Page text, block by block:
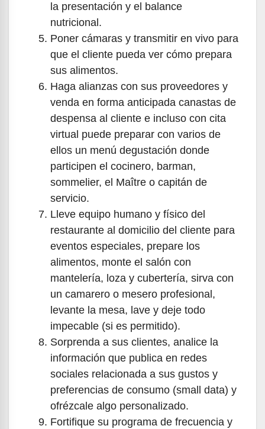
la presentación y el balance
nutricional.
Poner cámaras y transmitir en vivo para
que el cliente pueda ver cómo prepara
sus alimentos.
Haga alianzas con sus proveedores y
venda en forma anticipada canastas de
despensa al cliente e incluso con cita
virtual puede preparar con varios de
ellos un menú degustación donde
participen el cocinero, barman,
sommelier, el Maître o capitán de
servicio.
Lleve equipo humano y físico del
restaurante al domicilio del cliente para
eventos especiales, prepare los
alimentos, monte el salón con
mantelería, loza y cubertería, sirva con
un camarero o mesero profesional,
levante la mesa, lave y deje todo
impecable (si es permitido).
Sorprenda a sus clientes, analice la
información que publica en redes
sociales relacionada a sus gustos y
preferencias de consumo (small data) y
ofrézcale algo personalizado.
Fortifique su programa de frecuencia y